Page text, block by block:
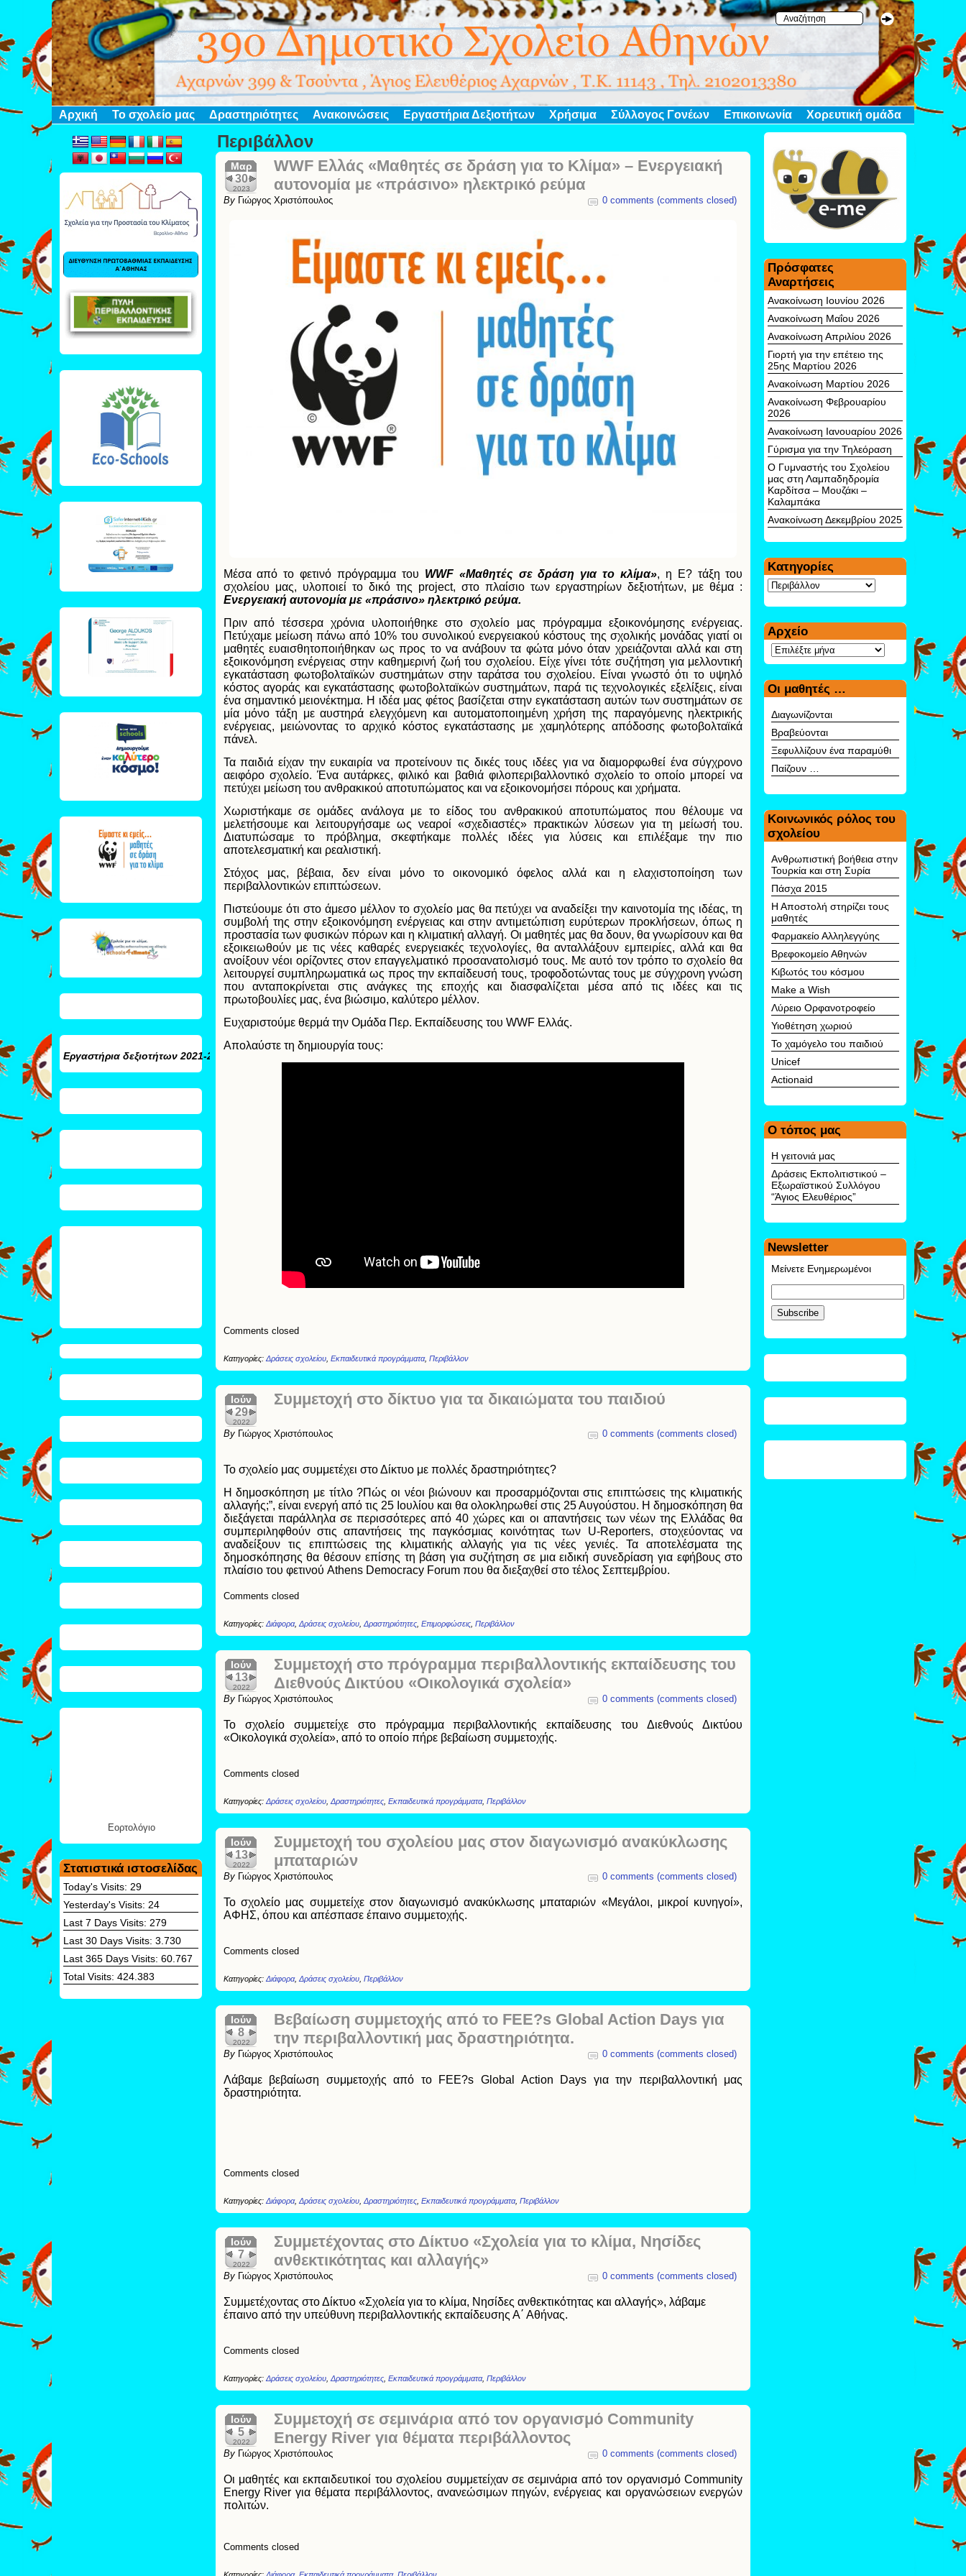
Αρχική Το σχολείο μας Δραστηριότητες Ανακοινώσεις Εργαστήρια Δεξιοτήτων Χρήσιμα Σύλλογος Γονέων Επικοινωνία Χορευτική ομάδα
Εργαστήρια δεξιοτήτων 2021-2022
Εορτολόγιο
Στατιστικά ιστοσελίδας
Today's Visits: 29
Yesterday's Visits: 24
Last 7 Days Visits: 279
Last 30 Days Visits: 3.730
Last 365 Days Visits: 60.767
Total Visits: 424.383
Περιβάλλον
Μαρ
30
2023
WWF Ελλάς «Μαθητές σε δράση για το Κλίμα» – Ενεργειακή
αυτονομία με «πράσινο» ηλεκτρικό ρεύμα
By Γιώργος Χριστόπουλος 0 comments (comments closed)
Μέσα από το φετινό πρόγραμμα του WWF «Μαθητές σε δράση για το κλίμα», η Ε? τάξη του
σχολείου μας, υλοποιεί το δικό της project, στο πλαίσιο των εργαστηρίων δεξιοτήτων, με θέμα :
Ενεργειακή αυτονομία με «πράσινο» ηλεκτρικό ρεύμα.
Πριν από τέσσερα χρόνια υλοποιήθηκε στο σχολείο μας πρόγραμμα εξοικονόμησης ενέργειας.
Πετύχαμε μείωση πάνω από 10% του συνολικού ενεργειακού κόστους της σχολικής μονάδας γιατί οι
μαθητές ευαισθητοποιήθηκαν ως προς το να ανάβουν τα φώτα μόνο όταν χρειάζονται αλλά και στη
εξοικονόμηση ενέργειας στην καθημερινή ζωή του σχολείου. Είχε γίνει τότε συζήτηση για μελλοντική
εγκατάσταση φωτοβολταϊκών συστημάτων στην ταράτσα του σχολείου. Είναι γνωστό ότι το υψηλό
κόστος αγοράς και εγκατάστασης φωτοβολταϊκών συστημάτων, παρά τις τεχνολογικές εξελίξεις, είναι
ένα σημαντικό μειονέκτημα. Η ιδέα μας φέτος βασίζεται στην εγκατάσταση αυτών των συστημάτων σε
μία μόνο τάξη με αυστηρά ελεγχόμενη και αυτοματοποιημένη χρήση της παραγόμενης ηλεκτρικής
ενέργειας, μειώνοντας το αρχικό κόστος εγκατάστασης με χαμηλότερης απόδοσης φωτοβολταϊκά
πάνελ.
Τα παιδιά είχαν την ευκαιρία να προτείνουν τις δικές τους ιδέες για να διαμορφωθεί ένα σύγχρονο
αειφόρο σχολείο. Ένα αυτάρκες, φιλικό και βαθιά φιλοπεριβαλλοντικό σχολείο το οποίο μπορεί να
πετύχει μείωση του ανθρακικού αποτυπώματος και να εξοικονομήσει πόρους και χρήματα.
Χωριστήκαμε σε ομάδες ανάλογα με το είδος του ανθρακικού αποτυπώματος που θέλουμε να
μελετήσουμε και λειτουργήσαμε ως νεαροί «σχεδιαστές» πρακτικών λύσεων για τη μείωσή του.
Διατυπώσαμε το πρόβλημα, σκεφτήκαμε πολλές ιδέες για λύσεις και επιλέξαμε την πιο
αποτελεσματική και ρεαλιστική.
Στόχος μας, βέβαια, δεν είναι μόνο το οικονομικό όφελος αλλά και η ελαχιστοποίηση των
περιβαλλοντικών επιπτώσεων.
Πιστεύουμε ότι στο άμεσο μέλλον το σχολείο μας θα πετύχει να αναδείξει την καινοτομία της ιδέας, τη
συμβολή της στην εξοικονόμηση ενέργειας και στην αντιμετώπιση ευρύτερων προκλήσεων, όπως η
προστασία των φυσικών πόρων και η κλιματική αλλαγή. Οι μαθητές μας θα δουν, θα γνωρίσουν και θα
εξοικειωθούν με τις νέες καθαρές ενεργειακές τεχνολογίες, θα ανταλλάξουν εμπειρίες, αλλά και θα
ανοίξουν νέοι ορίζοντες στον επαγγελματικό προσανατολισμό τους. Με αυτό τον τρόπο το σχολείο θα
λειτουργεί συμπληρωματικά ως προς την εκπαίδευσή τους, τροφοδοτώντας τους με σύγχρονη γνώση
που ανταποκρίνεται στις ανάγκες της εποχής και διασφαλίζεται μέσα από τις ιδέες και τις
πρωτοβουλίες μας, ένα βιώσιμο, καλύτερο μέλλον.
Ευχαριστούμε θερμά την ΟμάδαΠερ. Εκπαίδευσης του WWF Ελλάς.
Απολαύστε τη δημιουργία τους:
Comments closed
Κατηγορίες: Δράσεις σχολείου, Εκπαιδευτικά προγράμματα, Περιβάλλον
Ιούν
29
2022
Συμμετοχή στο δίκτυο για τα δικαιώματα του παιδιού
By Γιώργος Χριστόπουλος 0 comments (comments closed)
Το σχολείο μας συμμετέχει στο Δίκτυο με πολλές δραστηριότητες?
Η δημοσκόπηση με τίτλο ?Πώς οι νέοι βιώνουν και προσαρμόζονται στις επιπτώσεις της κλιματικής
αλλαγής;”, είναι ενεργή από τις 25 Ιουλίου και θα ολοκληρωθεί στις 25 Αυγούστου. Η δημοσκόπηση θα
διεξάγεται παράλληλα σε περισσότερες από 40 χώρες και οι απαντήσεις των νέων της Ελλάδας θα
συμπεριληφθούν στις απαντήσεις της παγκόσμιας κοινότητας των U-Reporters, στοχεύοντας να
αναδείξουν τις επιπτώσεις της κλιματικής αλλαγής για τις νέες γενιές. Τα αποτελέσματα της
δημοσκόπησης θα θέσουν επίσης τη βάση για συζήτηση σε μια ειδική συνεδρίαση για εφήβους στο
πλαίσιο του φετινού Athens Democracy Forum που θα διεξαχθεί στο τέλος Σεπτεμβρίου.
Comments closed
Κατηγορίες: Διάφορα, Δράσεις σχολείου, Δραστηριότητες, Επιμορφώσεις, Περιβάλλον
Ιούν
13
2022
Συμμετοχή στο πρόγραμμα περιβαλλοντικής εκπαίδευσης του
Διεθνούς Δικτύου «Οικολογικά σχολεία»
By Γιώργος Χριστόπουλος 0 comments (comments closed)
Το σχολείο συμμετείχε στο πρόγραμμα περιβαλλοντικής εκπαίδευσης του Διεθνούς Δικτύου
«Οικολογικά σχολεία», από το οποίο πήρε βεβαίωση συμμετοχής.
Comments closed
Κατηγορίες: Δράσεις σχολείου, Δραστηριότητες, Εκπαιδευτικά προγράμματα, Περιβάλλον
Ιούν
13
2022
Συμμετοχή του σχολείου μας στον διαγωνισμό ανακύκλωσης
μπαταριών
By Γιώργος Χριστόπουλος 0 comments (comments closed)
Το σχολείο μας συμμετείχε στον διαγωνισμό ανακύκλωσης μπαταριών «Μεγάλοι, μικροί κυνηγοί»,
ΑΦΗΣ, όπου και απέσπασε έπαινο συμμετοχής.
Comments closed
Κατηγορίες: Διάφορα, Δράσεις σχολείου, Περιβάλλον
Ιούν
8
2022
Βεβαίωση συμμετοχής από το FEE?s Global Action Days για
την περιβαλλοντική μας δραστηριότητα.
By Γιώργος Χριστόπουλος 0 comments (comments closed)
Λάβαμε βεβαίωση συμμετοχής από το FEE?s Global Action Days για την περιβαλλοντική μας
δραστηριότητα.
Comments closed
Κατηγορίες: Διάφορα, Δράσεις σχολείου, Δραστηριότητες, Εκπαιδευτικά προγράμματα, Περιβάλλον
Ιούν
7
2022
Συμμετέχοντας στο Δίκτυο «Σχολεία για το κλίμα, Νησίδες
ανθεκτικότητας και αλλαγής»
By Γιώργος Χριστόπουλος 0 comments (comments closed)
Συμμετέχοντας στο Δίκτυο «Σχολεία για το κλίμα, Νησίδες ανθεκτικότητας και αλλαγής», λάβαμε
έπαινο από την υπεύθυνη περιβαλλοντικής εκπαίδευσης Α΄ Αθήνας.
Comments closed
Κατηγορίες: Δράσεις σχολείου, Δραστηριότητες, Εκπαιδευτικά προγράμματα, Περιβάλλον
Ιούν
5
2022
Συμμετοχή σε σεμινάρια από τον οργανισμό Community
Energy River για θέματα περιβάλλοντος
By Γιώργος Χριστόπουλος 0 comments (comments closed)
Οι μαθητές και εκπαιδευτικοί του σχολείου συμμετείχαν σε σεμινάρια από τον οργανισμό Community
Energy River για θέματα περιβάλλοντος, ανανεώσιμων πηγών, ενέργειας και οργανώσειων ενεργών
πολιτών.
Comments closed
Πρόσφατες
Αναρτήσεις
Ανακοίνωση Ιουνίου 2026
Ανακοίνωση Μαΐου 2026
Ανακοίνωση Απριλίου 2026
Γιορτή για την επέτειο της
25ης Μαρτίου 2026
Ανακοίνωση Μαρτίου 2026
Ανακοίνωση Φεβρουαρίου
2026
Ανακοίνωση Ιανουαρίου 2026
Γύρισμα για την Τηλεόραση
Ο Γυμναστής του Σχολείου
μας στη Λαμπαδηδρομία
Καρδίτσα – Μουζάκι –
Καλαμπάκα
Ανακοίνωση Δεκεμβρίου 2025
Kατηγορίες
Kατηγορίες
Αρχείο
Αρχείο
Οι μαθητές …
Διαγωνίζονται
Βραβεύονται
Ξεφυλλίζουν ένα παραμύθι
Παίζουν …
Κοινωνικός ρόλος του
σχολείου
Ανθρωπιστική βοήθεια στην
Τουρκία και στη Συρία
Πάσχα 2015
Η Αποστολή στηρίζει τους
μαθητές
Φαρμακείο Αλληλεγγύης
Βρεφοκομείο Αθηνών
Κιβωτός του κόσμου
Make a Wish
Λύρειο Ορφανοτροφείο
Υιοθέτηση χωριού
Το χαμόγελο του παιδιού
Unicef
Αctionaid
Ο τόπος μας
Η γειτονιά μας
Δράσεις Εκπολιτιστικού –
Εξωραϊστικού Συλλόγου
“Άγιος Ελευθέριος”
Newsletter
Μείνετε Ενημερωμένοι